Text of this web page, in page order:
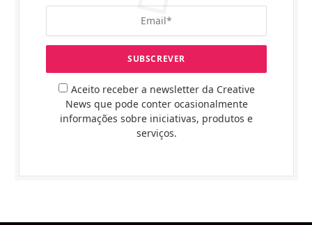
Aceito receber a newsletter da Creative
News que pode conter ocasionalmente
informações sobre iniciativas, produtos e
serviços.